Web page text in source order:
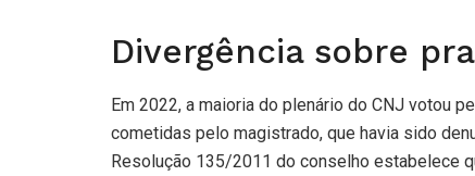
Divergência sobre
Em 2022, a maioria do plenário do CNJ votou
cometidas pelo magistrado, que havia sido
Resolução 135/2011 do conselho estabelece